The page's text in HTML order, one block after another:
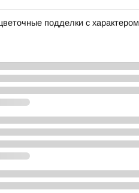
подделки с характером